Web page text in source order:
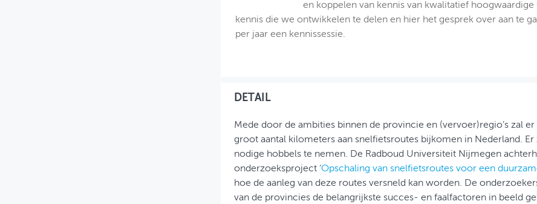
en koppelen van kennis van kwalitatief
kennis die we ontwikkelen te delen en hier het gesprek over aan te
per jaar een kennissessie.
DETAIL
Mede door de ambities binnen de provincie en (vervoer)regio’s zal
groot aantal kilometers aan snelfietsroutes bijkomen in Nederland.
nodige hobbels te nemen. De Radboud Universiteit Nijmegen
onderzoeksproject ‘Opschaling van snelfietsroutes voor een
hoe de aanleg van deze routes versneld kan worden. De
van de provincies de belangrijkste succes- en faalfactoren in beeld